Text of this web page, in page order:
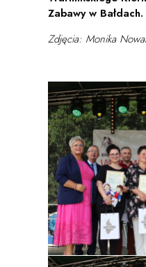
Zabawy w Bałdach.
Zdjęcia: Monika